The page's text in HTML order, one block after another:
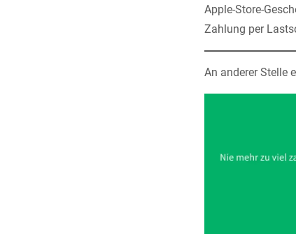
Apple-Store-
Zahlung per
An anderer Stelle